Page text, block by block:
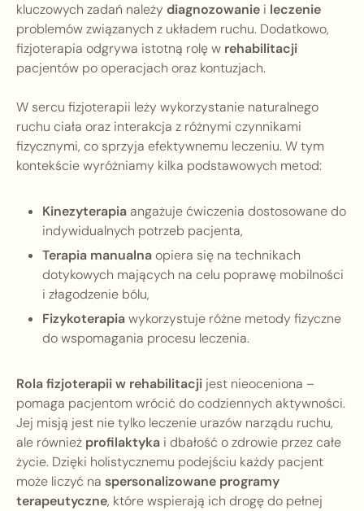
kluczowych zadań należy diagnozowanie i leczenie
problemów związanych z układem ruchu. Dodatkowo,
fizjoterapia odgrywa istotną rolę w rehabilitacji
pacjentów po operacjach oraz kontuzjach.
W sercu fizjoterapii leży wykorzystanie naturalnego
ruchu ciała oraz interakcja z różnymi czynnikami
fizycznymi, co sprzyja efektywnemu leczeniu. W tym
kontekście wyróżniamy kilka podstawowych metod:
Kinezyterapiaangażuje ćwiczenia dostosowane do
indywidualnych potrzeb pacjenta,
Terapia manualnaopiera się na technikach
dotykowych mających na celu poprawę mobilności
i złagodzenie bólu,
Fizykoterapiawykorzystuje różne metody fizyczne
do wspomagania procesu leczenia.
Rola fizjoterapii w rehabilitacji jest nieoceniona –
pomaga pacjentom wrócić do codziennych aktywności.
Jej misją jest nie tylko leczenie urazów narządu ruchu,
ale również profilaktyka i dbałość o zdrowie przez całe
życie. Dzięki holistycznemu podejściu każdy pacjent
może liczyć na spersonalizowane programy
terapeutyczne, które wspierają ich drogę do pełnej